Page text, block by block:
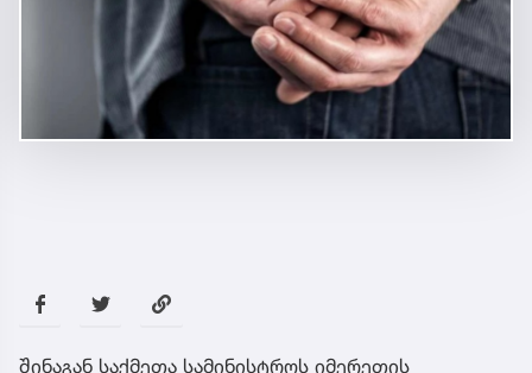
შინაგან საქმეთა სამინისტროს იმერეთის